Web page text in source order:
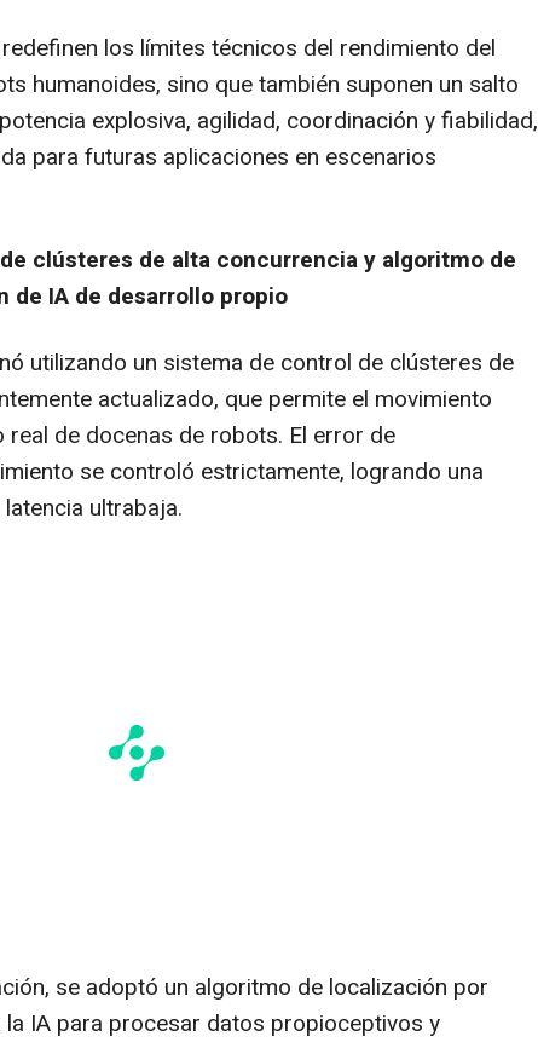
los límites técnicos del rendimiento del
humanoides, sino que también suponen un salto
explosiva, agilidad, coordinación y fiabilidad,
para futuras aplicaciones en escenarios
clústeres de alta concurrencia y algoritmo de
de IA de desarrollo propio
utilizando un sistema de control de clústeres de
actualizado, que permite el movimiento
de docenas de robots. El error de
se controló estrictamente, logrando una
ultrabaja.
se adoptó un algoritmo de localización por
IA para procesar datos propioceptivos y